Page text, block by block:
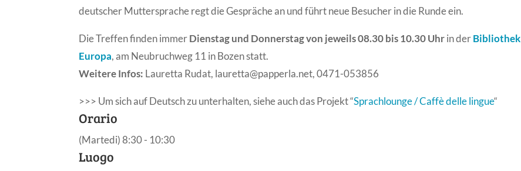
deutscher Muttersprache regt die Gespräche an und führt neue Besucher in die Runde ein.
Die Treffen finden immerDienstag und Donnerstag von jeweils 08.30 bis 10.30 Uhrin derBibliothek
Europa, am Neubruchweg 11 in Bozen statt.
Weitere Infos: Lauretta Rudat, lauretta@papperla.net, 0471-053856
>>> Um sich auf Deutsch zu unterhalten, siehe auch das Projekt “Sprachlounge / Caffè delle lingue“
Orario
(Martedi) 8:30 - 10:30
Luogo